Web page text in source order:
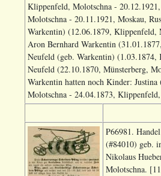
Klippenfeld, Molotschna -
Molotschna - 20.11.1921, Moskau,
Warkentin) (12.06.1879, Klippenfeld,
Aron Bernhard Warkentin
Neufeld (geb. Warkentin)
Neufeld (22.10.1870, Münsterberg,
Warkentin hatten noch Kinder:
Molotschna - 24.04.1873,
P66981.
(#84010) geb.
Nikolaus
Molotschna.